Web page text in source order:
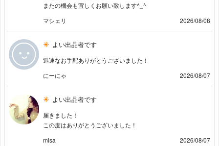
またの機会も宜しくお願い致します^_^
マシェリ
2026/08/08
よい出品者です
迅速なお手配ありがとうございました！
にーにゃ
2026/08/07
よい出品者です
届きました！
この度はありがとうございました！
misa
2026/08/07